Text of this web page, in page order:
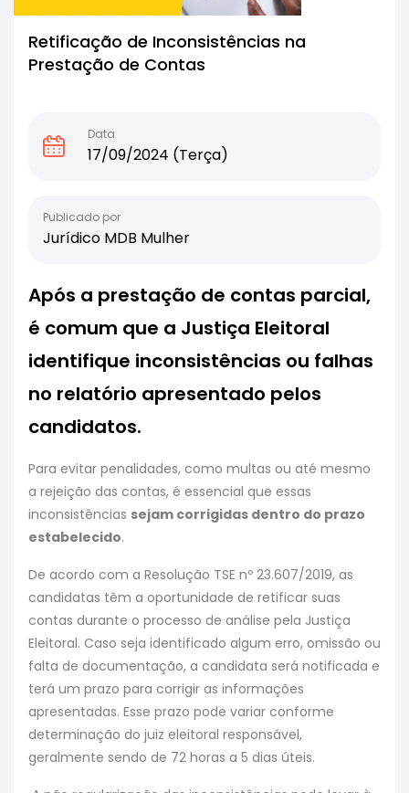
Retificação de Inconsistências na
Prestação de Contas
Data
17/09/2024 (Terça)
Publicado por
Jurídico MDB Mulher
Após a prestação de contas parcial,
é comum que a Justiça Eleitoral
identifique inconsistências ou falhas
no relatório apresentado pelos
candidatos.
Para evitar penalidades, como multas ou até mesmo
a rejeição das contas, é essencial que essas
inconsistências sejam corrigidas dentro do prazo
estabelecido.
De acordo com a Resolução TSE nº 23.607/2019, as
candidatas têm a oportunidade de retificar suas
contas durante o processo de análise pela Justiça
Eleitoral. Caso seja identificado algum erro, omissão ou
falta de documentação, a candidata será notificada e
terá um prazo para corrigir as informações
apresentadas. Esse prazo pode variar conforme
determinação do juiz eleitoral responsável,
geralmente sendo de 72 horas a 5 dias úteis.